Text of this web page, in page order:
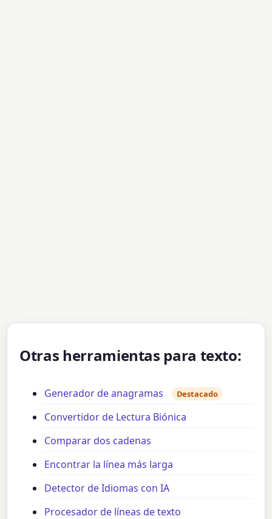
Otras herramientas para texto:
Generador de anagramas Destacado
Convertidor de Lectura Biónica
Comparar dos cadenas
Encontrar la línea más larga
Detector de Idiomas con IA
Procesador de líneas de texto